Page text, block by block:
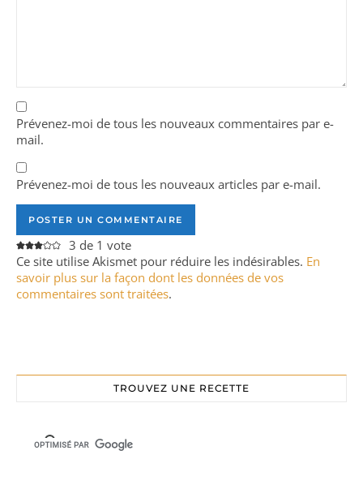
Prévenez-moi de tous les nouveaux commentaires par e-
mail.
Prévenez-moi de tous les nouveaux articles par e-mail.
3 de 1 vote
Ce site utilise Akismet pour réduire les indésirables. En
savoir plus sur la façon dont les données de vos
commentaires sont traitées.
TROUVEZ UNE RECETTE